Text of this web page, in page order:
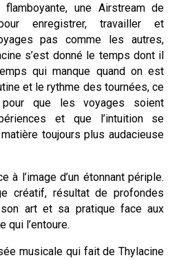
flamboyante, une Airstream de
enregistrer, travailler et
pas comme les autres,
s’est donné le temps dont il
qui manque quand on est
et le rythme des tournées, ce
que les voyages soient
et que l’intuition se
toujours plus audacieuse
à l’image d’un étonnant périple.
créatif, résultat de profondes
art et sa pratique face aux
qui l’entoure.
musicale qui fait de Thylacine